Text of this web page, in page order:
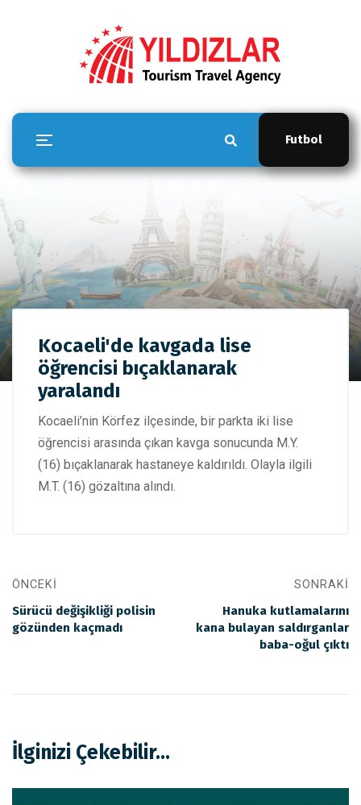
Futbol
Anasayfa
YILDIZLAR TOUR
Kocaeli'de kavgada lise öğrencisi bıçaklanarak yaralandı
Kocaeli'de kavgada lise
öğrencisi bıçaklanarak
yaralandı
Kocaeli’nin Körfez ilçesinde, bir parkta iki lise
öğrencisi arasında çıkan kavga sonucunda M.Y.
(16) bıçaklanarak hastaneye kaldırıldı. Olayla ilgili
M.T. (16) gözaltına alındı.
ÖNCEKI
Sürücü değişikliği polisin
gözünden kaçmadı
SONRAKI
Hanuka kutlamalarını
kana bulayan saldırganlar
baba-oğul çıktı
İlginizi Çekebilir...